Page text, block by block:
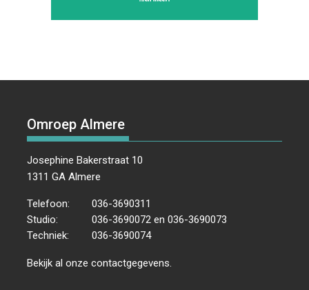
Omroep Almere
Josephine Bakerstraat 10
1311 GA Almere
Telefoon:
036-3690311
Studio:
036-3690072 en 036-3690073
Techniek:
036-3690074
Bekijk al onzecontactgegevens